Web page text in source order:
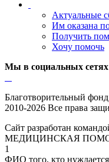
Актуальные
Им оказана
Получить
Хочу помочь
Мы в социальных
Благотворительный
2010-2026 Все права
Сайт разработан
МЕДИЦИНСКАЯ
1
ФИО того, кто